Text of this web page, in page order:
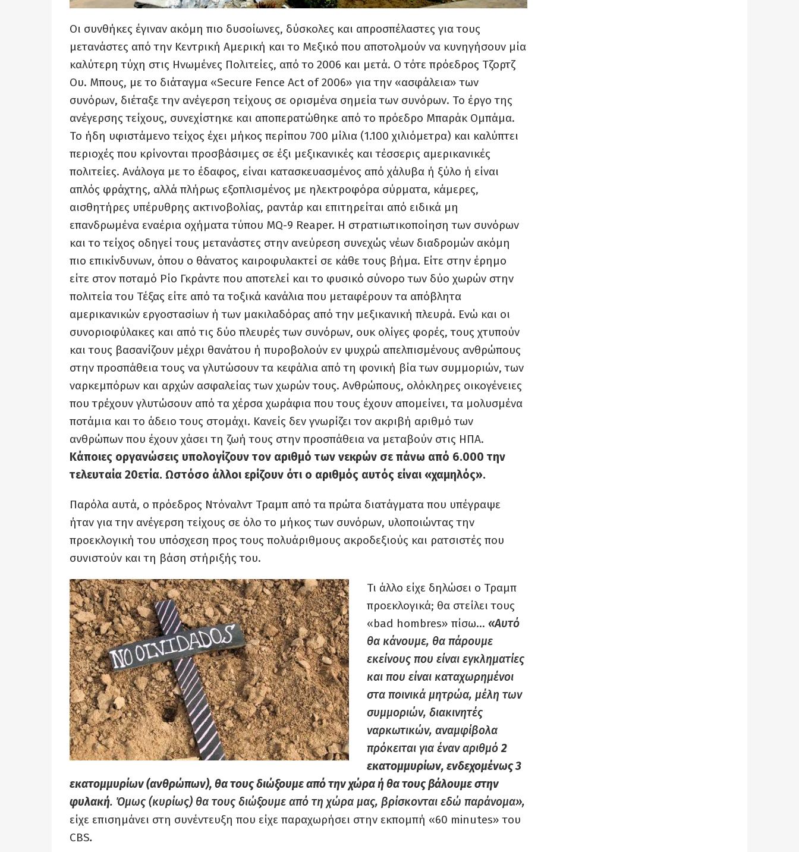
Οι συνθήκες έγιναν ακόμη πιο δυσοίωνες, δύσκολες και απροσπέλαστες για τους
μετανάστες από την Κεντρική Αμερική και το Μεξικό που αποτολμούν να κυνηγήσουν μία
καλύτερη τύχη στις Ηνωμένες Πολιτείες, από το 2006 και μετά. Ο τότε πρόεδρος Τζορτζ
Ου. Μπους, με το διάταγμα «Secure Fence Act of 2006» για την «ασφάλεια» των
συνόρων, διέταξε την ανέγερση τείχους σε ορισμένα σημεία των συνόρων. Το έργο της
ανέγερσης τείχους, συνεχίστηκε και αποπερατώθηκε από το πρόεδρο Μπαράκ Ομπάμα.
Το ήδη υφιστάμενο τείχος έχει μήκος περίπου 700 μίλια (1.100 χιλιόμετρα) και καλύπτει
περιοχές που κρίνονται προσβάσιμες σε έξι μεξικανικές και τέσσερις αμερικανικές
πολιτείες. Ανάλογα με το έδαφος, είναι κατασκευασμένος από χάλυβα ή ξύλο ή είναι
απλός φράχτης, αλλά πλήρως εξοπλισμένος με ηλεκτροφόρα σύρματα, κάμερες,
αισθητήρες υπέρυθρης ακτινοβολίας, ραντάρ και επιτηρείται από ειδικά μη
επανδρωμένα εναέρια οχήματα τύπου MQ-9 Reaper. Η στρατιωτικοποίηση των συνόρων
και το τείχος οδηγεί τους μετανάστες στην ανεύρεση συνεχώς νέων διαδρομών ακόμη
πιο επικίνδυνων, όπου ο θάνατος καιροφυλακτεί σε κάθε τους βήμα. Είτε στην έρημο
είτε στον ποταμό Ρίο Γκράντε που αποτελεί και το φυσικό σύνορο των δύο χωρών στην
πολιτεία του Τέξας είτε από τα τοξικά κανάλια που μεταφέρουν τα απόβλητα
αμερικανικών εργοστασίων ή των μακιλαδόρας από την μεξικανική πλευρά. Ενώ και οι
συνοριοφύλακες και από τις δύο πλευρές των συνόρων, ουκ ολίγες φορές, τους χτυπούν
και τους βασανίζουν μέχρι θανάτου ή πυροβολούν εν ψυχρώ απελπισμένους ανθρώπους
στην προσπάθεια τους να γλυτώσουν τα κεφάλια από τη φονική βία των συμμοριών, των
ναρκεμπόρων και αρχών ασφαλείας των χωρών τους. Ανθρώπους, ολόκληρες οικογένειες
που τρέχουν γλυτώσουν από τα χέρσα χωράφια που τους έχουν απομείνει, τα μολυσμένα
ποτάμια και το άδειο τους στομάχι. Κανείς δεν γνωρίζει τον ακριβή αριθμό των
ανθρώπων που έχουν χάσει τη ζωή τους στην προσπάθεια να μεταβούν στις ΗΠΑ.
Κάποιες οργανώσεις υπολογίζουν τον αριθμό των νεκρών σε πάνω από 6.000 την
τελευταία 20ετία. Ωστόσο άλλοι ερίζουν ότι ο αριθμός αυτός είναι «χαμηλός».
Παρόλα αυτά, ο πρόεδρος Ντόναλντ Τραμπ από τα πρώτα διατάγματα που υπέγραψε
ήταν για την ανέγερση τείχους σε όλο το μήκος των συνόρων, υλοποιώντας την
προεκλογική του υπόσχεση προς τους πολυάριθμους ακροδεξιούς και ρατσιστές που
συνιστούν και τη βάση στήριξής του.
Τι άλλο είχε δηλώσει ο Τραμπ
προεκλογικά; θα στείλει τους
«bad hombres» πίσω… «Αυτό
θα κάνουμε, θα πάρουμε
εκείνους που είναι εγκληματίες
και που είναι καταχωρημένοι
στα ποινικά μητρώα, μέλη των
συμμοριών, διακινητές
ναρκωτικών, αναμφίβολα
πρόκειται για έναν αριθμό2
εκατομμυρίων, ενδεχομένως 3
εκατομμυρίων (ανθρώπων), θα τους διώξουμε από την χώρα ή θα τους βάλουμε στην
φυλακή. Όμως (κυρίως) θα τους διώξουμε από τη χώρα μας, βρίσκονται εδώ παράνομα»,
είχε επισημάνει στη συνέντευξη που είχε παραχωρήσει στην εκπομπή «60 minutes» του
CBS.